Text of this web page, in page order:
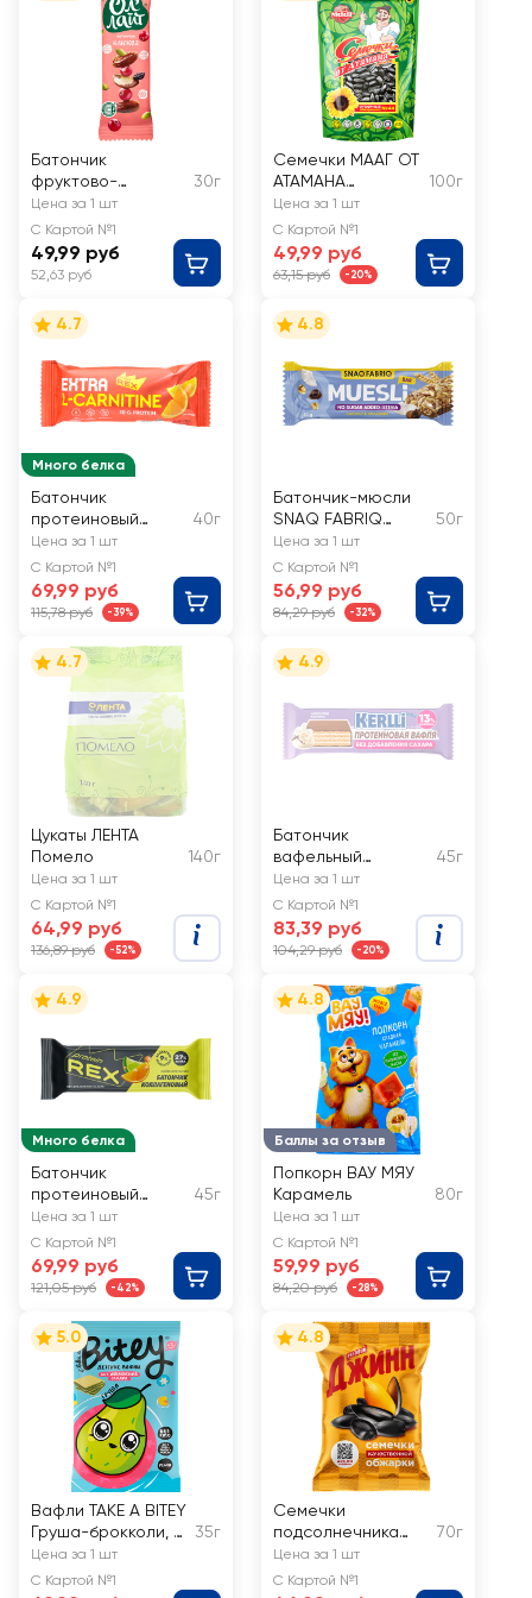
Батончик
фруктово-
ореховый ОЛ'ЛАЙТ
Клюквенный
30г
Цена за 1 шт
С Картой №1
49,99 руб
52,63 руб
Семечки МААГ ОТ
АТАМАНА
отборные
100г
Цена за 1 шт
С Картой №1
49,99 руб
63,15 руб -20%
Много белка
4.7
Батончик
протеиновый
PROTEINREX Extra
Апельсин, с L-
карнитином
40г
Цена за 1 шт
С Картой №1
69,99 руб
115,78 руб -39%
4.8
Батончик-мюсли
SNAQ FABRIQ
Кокос, с молочным
шоколадом
50г
Цена за 1 шт
С Картой №1
56,99 руб
84,29 руб -32%
4.7
Цукаты ЛЕНТА
Помело
140г
Цена за 1 шт
С Картой №1
64,99 руб
136,89 руб -52%
4.9
Батончик
вафельный
протеиновый
KERLLI со вкусом
ванили, без сахара
45г
Цена за 1 шт
С Картой №1
83,39 руб
104,29 руб -20%
Много белка
4.9
Батончик
протеиновый
PROTEINREX Лайм-
апельсин,
глазированный
45г
Цена за 1 шт
С Картой №1
69,99 руб
121,05 руб -42%
Баллы за отзыв
4.8
Попкорн ВАУ МЯУ
Карамель
80г
Цена за 1 шт
С Картой №1
59,99 руб
84,20 руб -28%
5.0
Вафли TAKE A BITEY
Груша-брокколи, с
3 лет
35г
Цена за 1 шт
С Картой №1
4.8
Семечки
подсолнечника
ДЖИНН жареные
70г
Цена за 1 шт
С Картой №1